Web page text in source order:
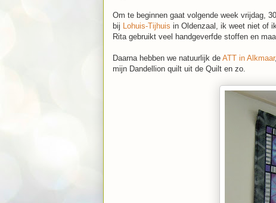
Om te beginnen gaat volgende week vrijdag,
bij Lohuis-Tijhuis in Oldenzaal, ik weet niet of
Rita gebruikt veel handgeverfde stoffen en
Daarna hebben we natuurlijk de ATT in Alkmaar
mijn Dandellion quilt uit de Quilt en zo.